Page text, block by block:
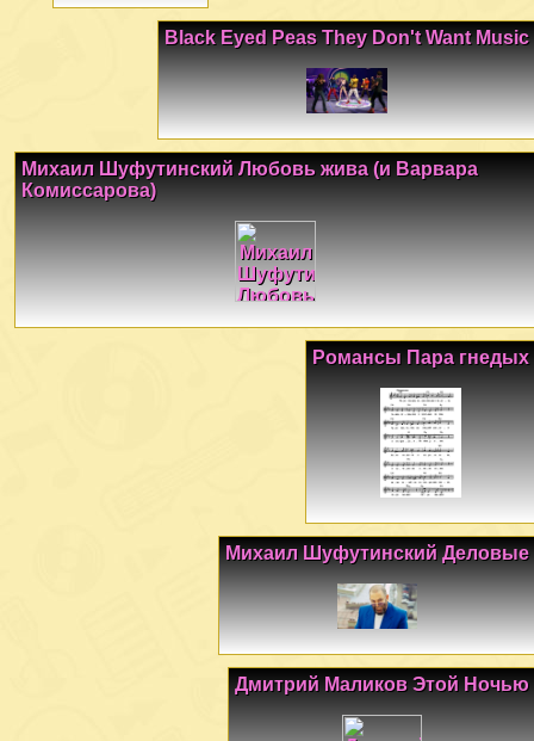
Black Eyed Peas They Don't Want Music
Михаил Шуфутинский Любовь жива (и Варвара
Комиссарова)
Романсы Пара гнедых
Михаил Шуфутинский Деловые
Дмитрий Маликов Этой Ночью